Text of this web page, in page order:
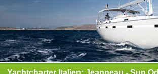
Die günstigsten Charteryachten auf yachten-online